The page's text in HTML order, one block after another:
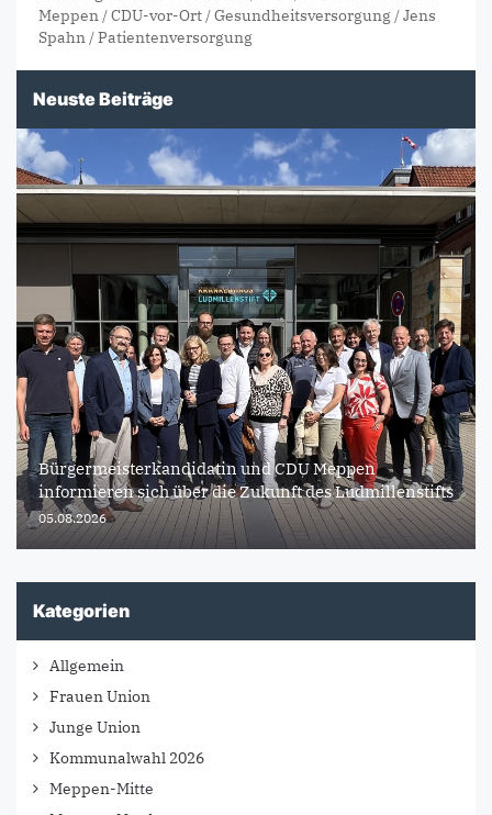
Meppen /CDU-vor-Ort /Gesundheitsversorgung /Jens
Spahn /Patientenversorgung
Neuste Beiträge
Bürgermeisterkandidatin und CDU Meppen
informieren sich über die Zukunft des Ludmillenstifts
05.08.2026
Kategorien
Allgemein
Frauen Union
Junge Union
Kommunalwahl 2026
Meppen-Mitte